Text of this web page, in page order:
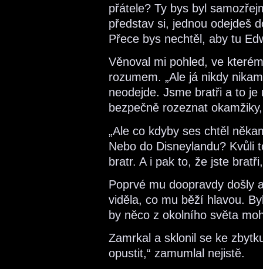
přátele? Ty bys byl
představ si, jednou odejdeš
Přece bys nechtěl, aby tu
Věnoval mi pohled, ve
rozumem. „Ale já nikdy
neodejde. Jsme bratři a to je
bezpečně rozeznat
„Ale co kdyby ses chtěl
Nebo do Disneylandu? Kvůli
bratr. A i pak to, že jste
Poprvé mu doopravdy došly
viděla, co mu běží hlavou.
by něco z okolního světa
Zamrkal a sklonil se ke
opustit,“ zamumlal nejistě.